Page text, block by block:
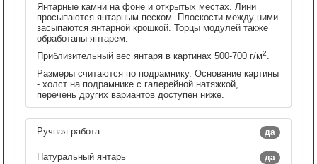
Янтарные камни на фоне и открытых местах. Лини
просыпаются янтарным песком. Плоскости между ними
засыпаются янтарной крошкой. Торцы модулей также
обработаны янтарем.
Приблизительный вес янтаря в картинах 500-700 г/м2
Размеры считаются по подрамнику. Основание картины
- холст на подрамнике с галерейной натяжкой,
перечень других вариантов доступен ниже.
да
Ручная работа
да
Натуральный янтарь